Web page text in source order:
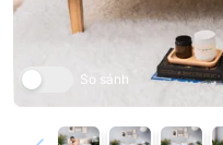
So sánh